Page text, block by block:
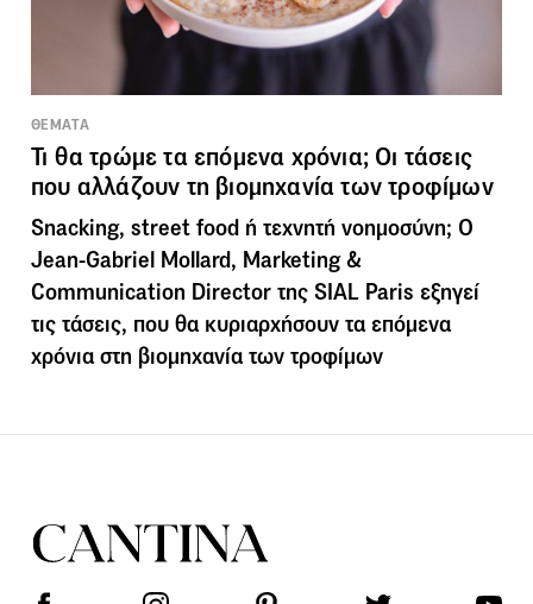
ΘΕΜΑΤΑ
Τι θα τρώμε τα επόμενα χρόνια; Οι τάσεις
που αλλάζουν τη βιομηχανία των τροφίμων
Snacking, street food ή τεχνητή νοημοσύνη; Ο
Jean-Gabriel Mollard, Marketing &
Communication Director της SIAL Paris εξηγεί
τις τάσεις, που θα κυριαρχήσουν τα επόμενα
χρόνια στη βιομηχανία των τροφίμων